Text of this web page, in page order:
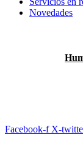
Novedades
Facebook-f X-